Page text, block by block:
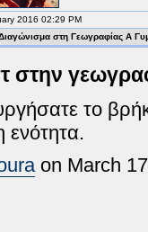
2016 02:29 PM
στη Γεωγραφίας Α
στην
το
on March